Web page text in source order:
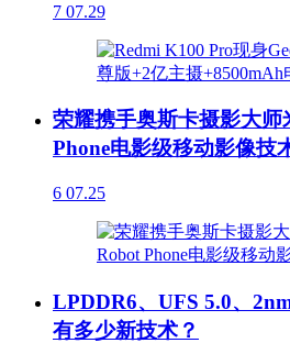
7 07.29
荣耀携手奥斯卡摄影大
Phone电影级移动影像技
6 07.25
LPDDR6、UFS 5.0、
有多少新技术？